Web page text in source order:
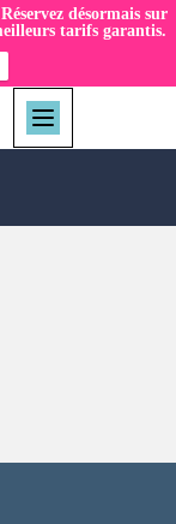
désormais sur
tarifs garantis.